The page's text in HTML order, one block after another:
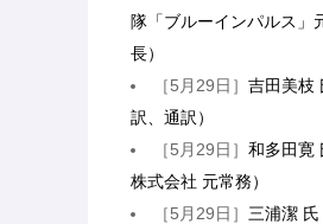
隊「ブルーインパルス」
長）
［5月29日］吉田美枝
訳、通訳）
［5月29日］和多田寛
株式会社 元常務）
［5月29日］ 三浦潔